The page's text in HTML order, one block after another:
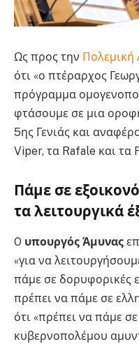
Ως προς την Πολεμική
ότι «ο πτέραρχος
πρόγραμμα
φτάσουμε σε μια
5ης Γενιάς και
Viper, τα Rafale και τα
Πάμε σε
τα λειτουργικά
O υπουργός Άμυνας
«για να
πάμε σε δορυφορικές
πρέπει να πάμε σε
ότι «πρέπει να πάμε
κυβερνοπολέμου